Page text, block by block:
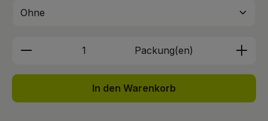
Produkt Anzahl: Gib den
Packung(en)
In den Warenkorb